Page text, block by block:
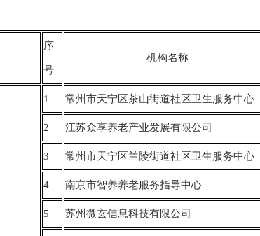
序
号
机构名称
1 常州市天宁区茶山街道社区卫生服务中心
2 江苏众享养老产业发展有限公司
3 常州市天宁区兰陵街道社区卫生服务中心
4 南京市智养养老服务指导中心
5 苏州微玄信息科技有限公司